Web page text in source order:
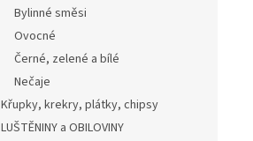
Bylinné směsi
Ovocné
Černé, zelené a bílé
Nečaje
Křupky, krekry, plátky, chipsy
LUŠTĚNINY a OBILOVINY